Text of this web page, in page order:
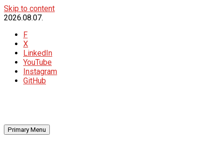
Skip to content
2026.08.07.
F
X
LinkedIn
YouTube
Instagram
GitHub
Primary Menu